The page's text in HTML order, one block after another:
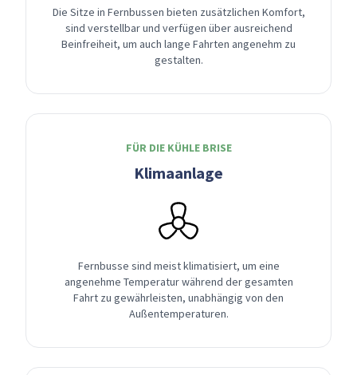
Die Sitze in Fernbussen bieten zusätzlichen Komfort,
sind verstellbar und verfügen über ausreichend
Beinfreiheit, um auch lange Fahrten angenehm zu
gestalten.
FÜR DIE KÜHLE BRISE
Klimaanlage
Fernbusse sind meist klimatisiert, um eine
angenehme Temperatur während der gesamten
Fahrt zu gewährleisten, unabhängig von den
Außentemperaturen.